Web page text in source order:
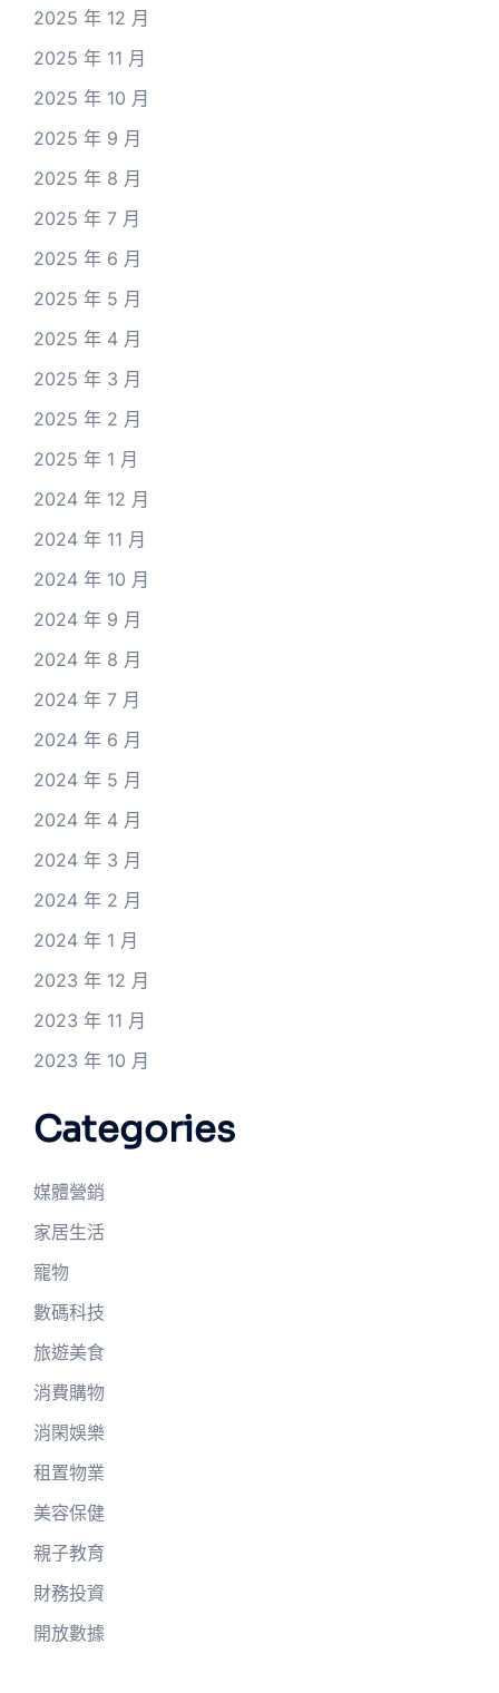
2025 年 12 月
2025 年 11 月
2025 年 10 月
2025 年 9 月
2025 年 8 月
2025 年 7 月
2025 年 6 月
2025 年 5 月
2025 年 4 月
2025 年 3 月
2025 年 2 月
2025 年 1 月
2024 年 12 月
2024 年 11 月
2024 年 10 月
2024 年 9 月
2024 年 8 月
2024 年 7 月
2024 年 6 月
2024 年 5 月
2024 年 4 月
2024 年 3 月
2024 年 2 月
2024 年 1 月
2023 年 12 月
2023 年 11 月
2023 年 10 月
Categories
媒體營銷
家居生活
寵物
數碼科技
旅遊美食
消費購物
消閑娛樂
租置物業
美容保健
親子教育
財務投資
開放數據